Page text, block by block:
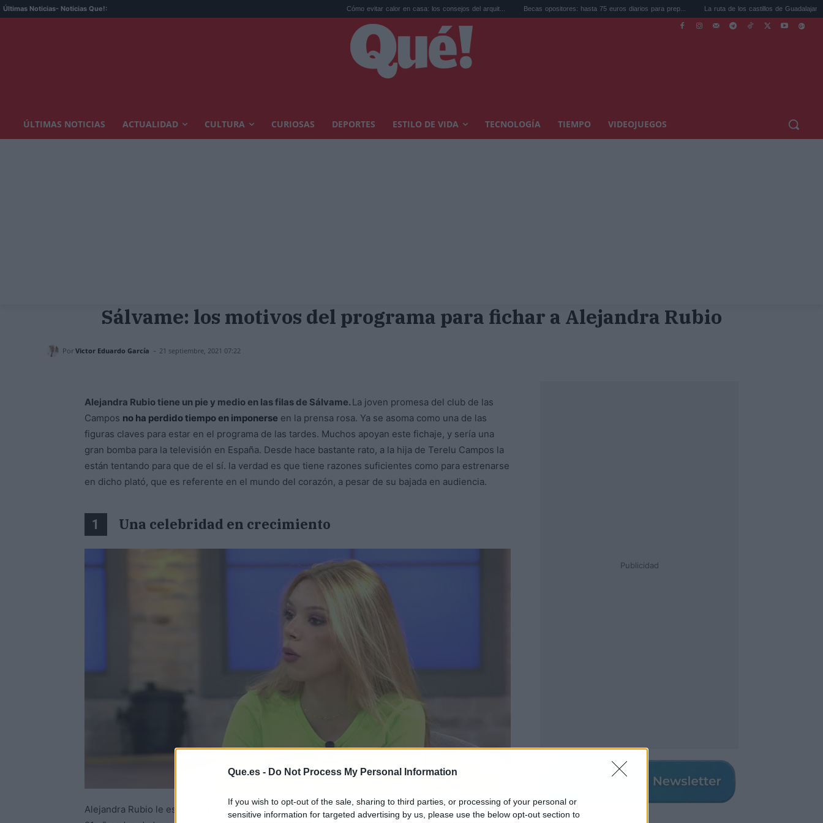
Que.es - Do Not Process My Personal Information
If you wish to opt-out of the sale, sharing to third parties, or processing of your personal or
sensitive information for targeted advertising by us, please use the below opt-out section to
Últimas Noticias- Noticias Que!: Cómo evitar calor en casa: los consejos del arquit... Becas opositores: hasta 75 euros diarios para prep... La ruta de los castillos de Guadalajara a noventa
ÚLTIMAS NOTICIAS ACTUALIDAD CULTURA CURIOSAS DEPORTES ESTILO DE VIDA TECNOLOGÍA TIEMPO VIDEOJUEGOS
Sálvame: los motivos del programa para fichar a Alejandra Rubio
Por Victor Eduardo García - 21 septiembre, 2021 07:22
Alejandra Rubio tiene un pie y medio en las filas de Sálvame. La joven promesa del club de las
Campos no ha perdido tiempo en imponerse en la prensa rosa. Ya se asoma como una de las
figuras claves para estar en el programa de las tardes. Muchos apoyan este fichaje, y sería una
gran bomba para la televisión en España. Desde hace bastante rato, a la hija de Terelu Campos la
están tentando para que de el sí. la verdad es que tiene razones suficientes como para estrenarse
en dicho plató, que es referente en el mundo del corazón, a pesar de su bajada en audiencia.
1 Una celebridad en crecimiento
Alejandra Rubio le espera un camino bastante largo en los medios de comunicación
. Aunque a sus
Publicidad